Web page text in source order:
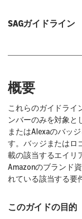
SAGガイドライン
概要
これらのガイドライ
ンバーのみを対象と
またはAlexaのバッ
す。バッジまたはロ
載の該当するエイリ
Amazonのブランド
れている該当する要
このガイドの目的